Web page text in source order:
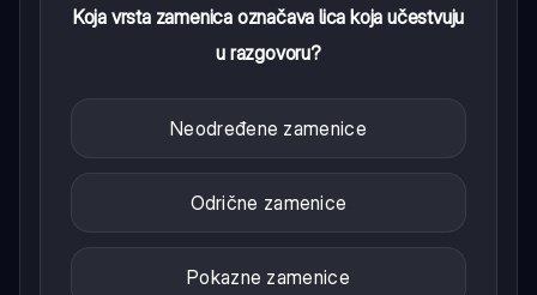
Koja vrsta zamenica označava lica koja učestvuju
u razgovoru?
Neodređene zamenice
Odrične zamenice
Pokazne zamenice